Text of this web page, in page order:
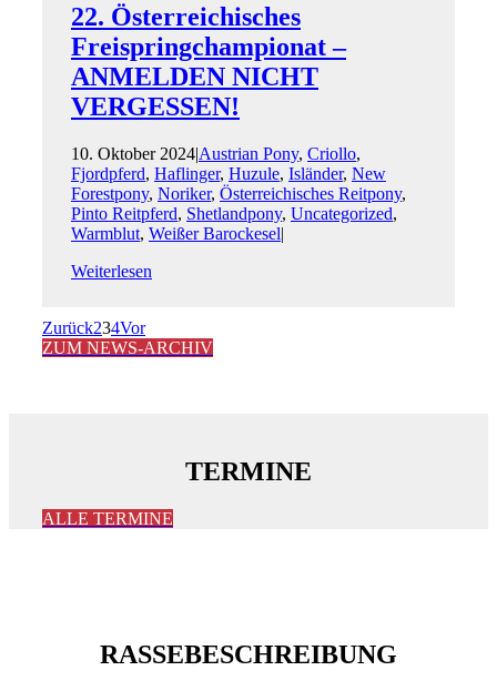
22. Österreichisches
Freispring­championat –
ANMELDEN NICHT
VERGESSEN!
10. Oktober 2024|Austrian Pony, Criollo,
Fjordpferd, Haflinger, Huzule, Isländer, New
Forestpony, Noriker, Österreichisches Reitpony,
Pinto Reitpferd, Shetlandpony, Uncategorized,
Warmblut, Weißer Barockesel|
Weiterlesen
Zurück234Vor
ZUM NEWS-ARCHIV
TERMINE
ALLE TERMINE
RASSEBESCHREIBUNG